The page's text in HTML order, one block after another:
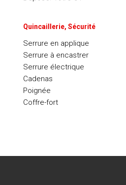
Quincaillerie, Sécurité
Serrure en applique
Serrure à encastrer
Serrure électrique
Cadenas
Poignée
Coffre-fort